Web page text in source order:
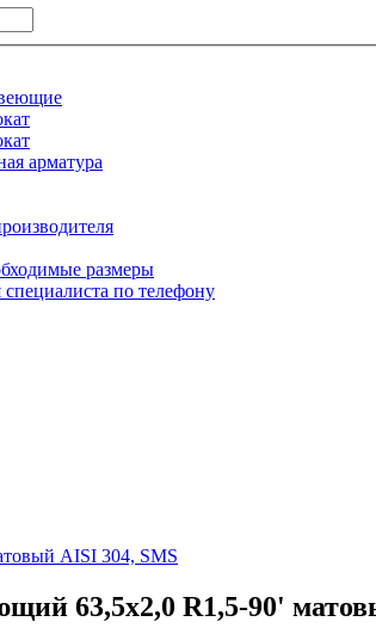
арматура
размеры
специалиста по телефону
AISI 304, SMS
63,5х2,0 R1,5-90'